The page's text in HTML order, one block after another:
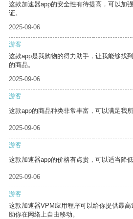
这款加速器app的安全性有待提高，可以加
证。
2025-09-06
游客
这款app是我购物的得力助手，让我能够找
的商品。
2025-09-06
游客
这款app的商品种类非常丰富，可以满足我所
2025-09-06
游客
这款加速器app的价格有点贵，可以适当降
2025-09-06
游客
这款加速器VPM应用程序可以给你提供最
助你在网络上自由移动。